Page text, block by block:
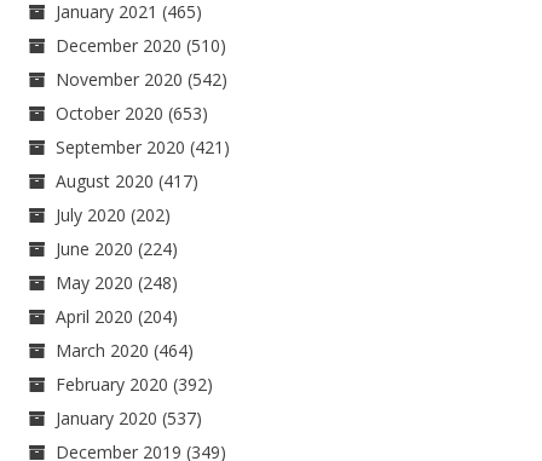
January 2021 (465)
December 2020 (510)
November 2020 (542)
October 2020 (653)
September 2020 (421)
August 2020 (417)
July 2020 (202)
June 2020 (224)
May 2020 (248)
April 2020 (204)
March 2020 (464)
February 2020 (392)
January 2020 (537)
December 2019 (349)